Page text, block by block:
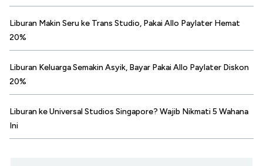
Liburan Makin Seru ke Trans Studio, Pakai Allo Paylater Hemat
20%
Liburan Keluarga Semakin Asyik, Bayar Pakai Allo Paylater Diskon
20%
Liburan ke Universal Studios Singapore? Wajib Nikmati 5 Wahana
Ini